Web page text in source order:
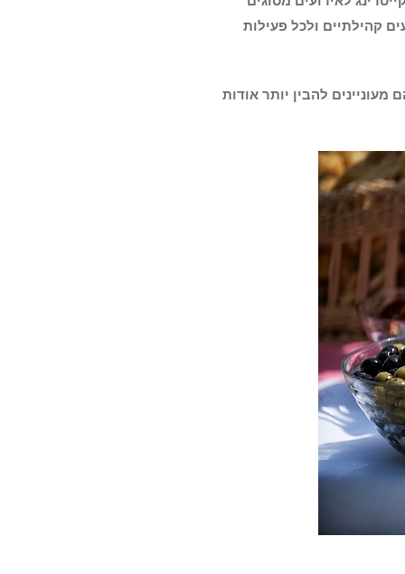
קהילתיים ולכל פעילות
להבין יותר אודות